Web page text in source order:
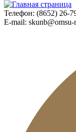
Телефон: (8652) 26-
E-mail: